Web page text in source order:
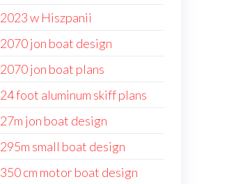
2023 w Hiszpanii
2070 jon boat design
2070 jon boat plans
24 foot aluminum skiff plans
27m jon boat design
295m small boat design
350 cm motor boat design